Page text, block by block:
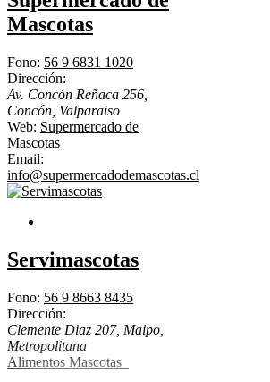
Mascotas
Fono: 56 9 6831 1020
Dirección:
Av. Concón Reñaca 256,
Concón Valparaiso
Web: Supermercado de
Mascotas
Email:
info@supermercadodemascotas.cl
Servimascotas
Fono: 56 9 8663 8435
Dirección:
Clemente Diaz 207, Maipo
Metropolitana
Alimentos Mascotas